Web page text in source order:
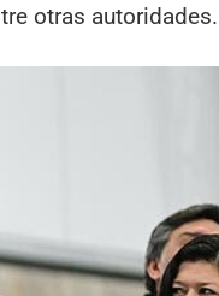
otras autoridades.